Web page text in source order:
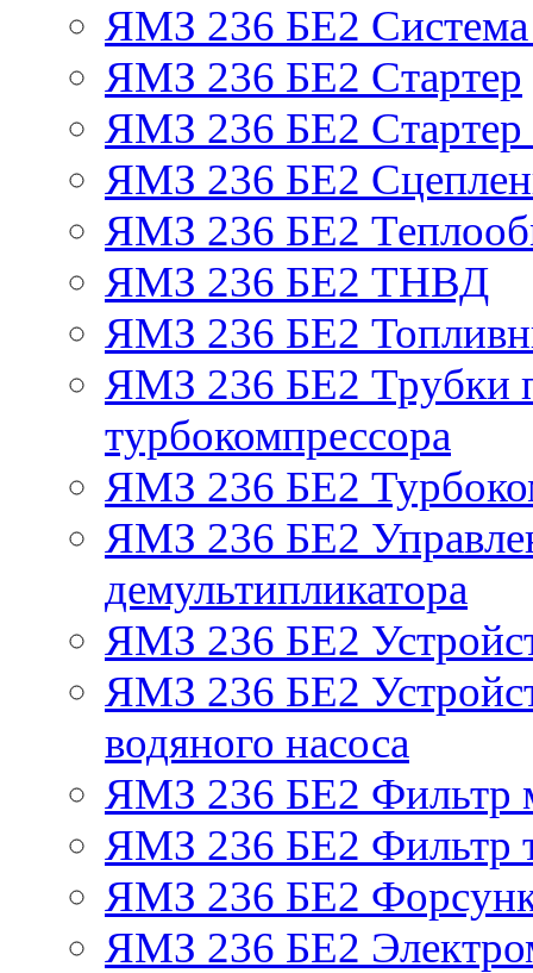
ЯМЗ 236 БЕ2
ЯМЗ 236 БЕ2 Стартер
ЯМЗ 236 БЕ2 Стартер
ЯМЗ 236 БЕ2
ЯМЗ 236 БЕ2
ЯМЗ 236 БЕ2 ТНВД
ЯМЗ 236 БЕ2
ЯМЗ 236 БЕ2 Трубки
турбокомпрессора
ЯМЗ 236 БЕ2
ЯМЗ 236 БЕ2
демультипликатора
ЯМЗ 236 БЕ2
ЯМЗ 236 БЕ2
водяного насоса
ЯМЗ 236 БЕ2 Фильтр
ЯМЗ 236 БЕ2 Фильтр
ЯМЗ 236 БЕ2
ЯМЗ 236 БЕ2